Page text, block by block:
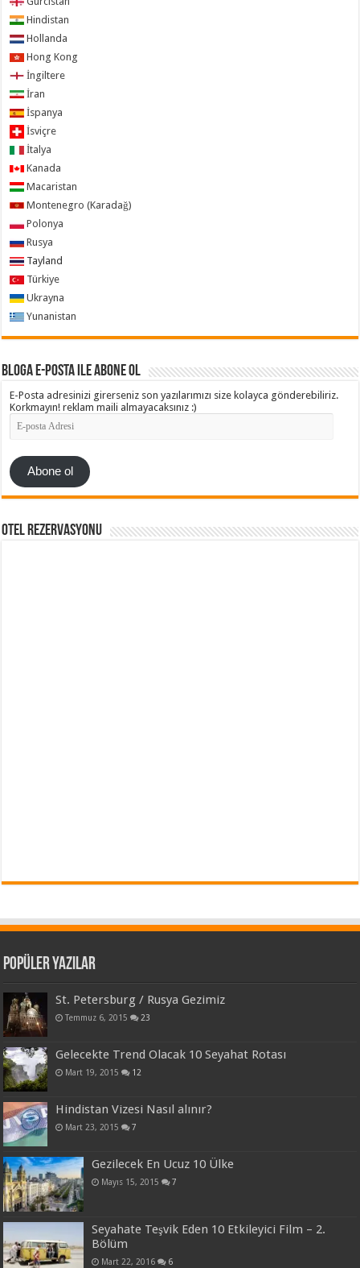
Hindistan
Hollanda
Hong Kong
İngiltere
İran
İspanya
İsviçre
İtalya
Kanada
Macaristan
Montenegro (Karadağ)
Polonya
Rusya
Tayland
Türkiye
Ukrayna
Yunanistan
Bloga e-posta ile abone ol
E-Posta adresinizi girerseniz son yazılarımızı size kolayca gönderebiliriz.
Korkmayın! reklam maili almayacaksınız :)
E-
posta
Adresi
Abone ol
Otel Rezervasyonu
Popüler Yazılar
St. Petersburg / Rusya Gezimiz
Temmuz 6, 2015 23
Gelecekte Trend Olacak 10 Seyahat Rotası
Mart 19, 2015 12
Hindistan Vizesi Nasıl alınır?
Mart 23, 2015 7
Gezilecek En Ucuz 10 Ülke
Mayıs 15, 2015 7
Seyahate Teşvik Eden 10 Etkileyici Film – 2.
Bölüm
Mart 22, 2016 6